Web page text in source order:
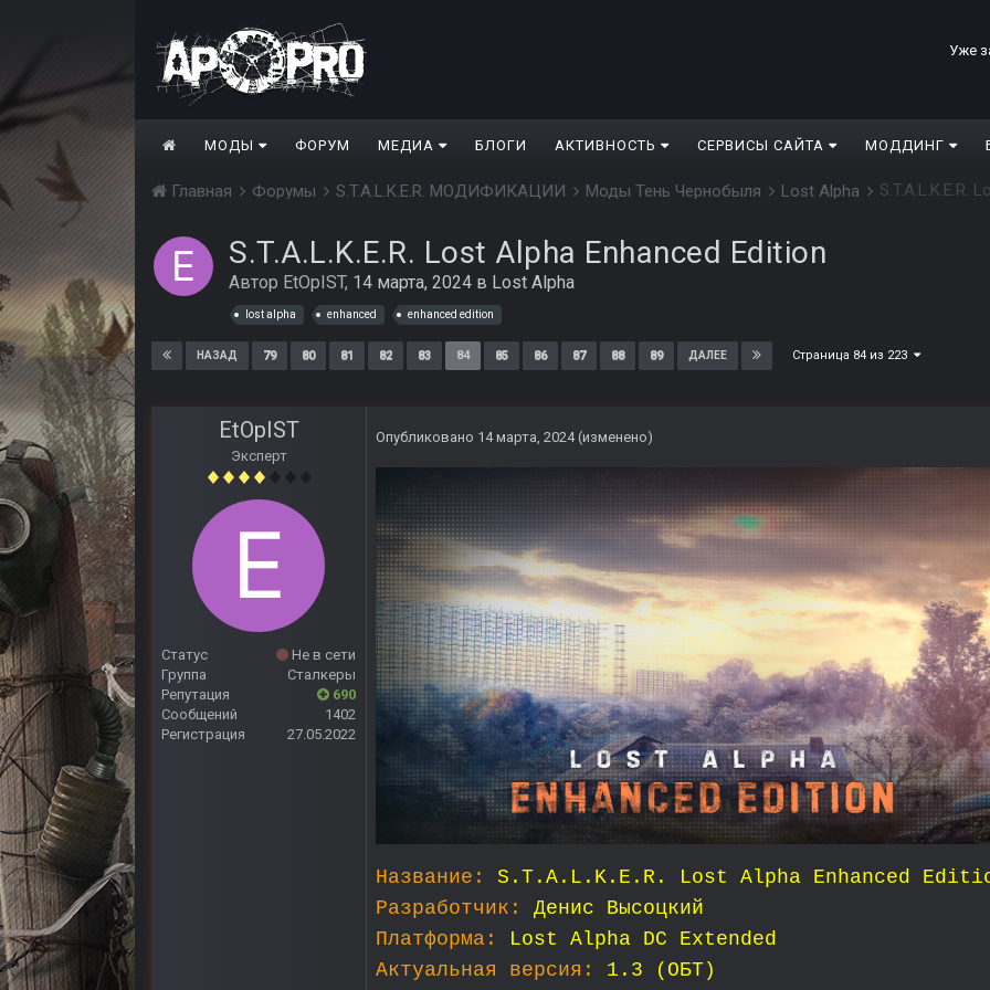
Уже
МОДЫ ФОРУМ МЕДИА БЛОГИ АКТИВНОСТЬ СЕРВИСЫ САЙТА МОДДИНГ
Главная Форумы S.T.A.L.K.E.R. МОДИФИКАЦИИ Моды Тень Чернобыля Lost Alpha S.T.A.L.K.E.R.
S.T.A.L.K.E.R. Lost Alpha Enhanced Edition
Автор EtOpIST, 14 марта, 2024 в Lost Alpha
lost alpha enhanced enhanced edition
НАЗАД 79 80 81 82 83 84 85 86 87 88 89 ДАЛЕЕ Страница 84 из 223
EtOpIST
Эксперт
Статус
Не в сети
Группа
Сталкеры
Репутация
690
Сообщений
1402
Регистрация
27.05.2022
Опубликовано 14 марта, 2024 (изменено)
Название:
S.T.A.L.K.E.R. Lost Alpha Enhanced
Разработчик:
Денис Высоцкий
Платформа:
Lost Alpha DC Extended
Актуальная версия:
1.3 (ОБТ)